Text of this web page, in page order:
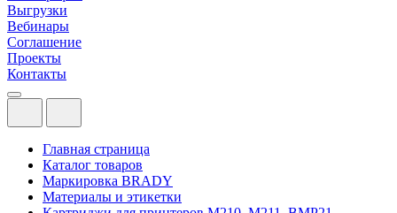
Выгрузки
Вебинары
Соглашение
Проекты
Контакты
Главная страница
Каталог товаров
Маркировка BRADY
Материалы и этикетки